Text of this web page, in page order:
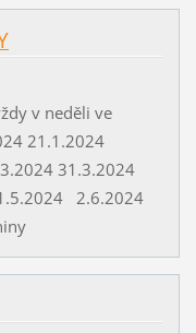
v neděli ve
21.1.2024
31.3.2024
2.6.2024